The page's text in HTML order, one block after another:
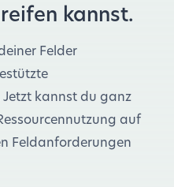
kannst.
Felder
kannst du ganz
auf
Feldanforderungen